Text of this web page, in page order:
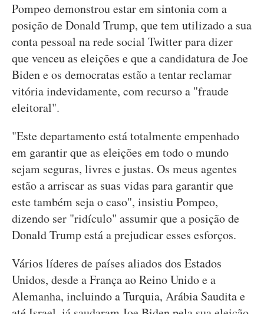
Pompeo demonstrou estar em sintonia com a
posição de Donald Trump, que tem utilizado a sua
conta pessoal na rede social Twitter para dizer
que venceu as eleições e que a candidatura de Joe
Biden e os democratas estão a tentar reclamar
vitória indevidamente, com recurso a "fraude
eleitoral".
"Este departamento está totalmente empenhado
em garantir que as eleições em todo o mundo
sejam seguras, livres e justas. Os meus agentes
estão a arriscar as suas vidas para garantir que
este também seja o caso", insistiu Pompeo,
dizendo ser "ridículo" assumir que a posição de
Donald Trump está a prejudicar esses esforços.
Vários líderes de países aliados dos Estados
Unidos, desde a França ao Reino Unido e a
Alemanha, incluindo a Turquia, Arábia Saudita e